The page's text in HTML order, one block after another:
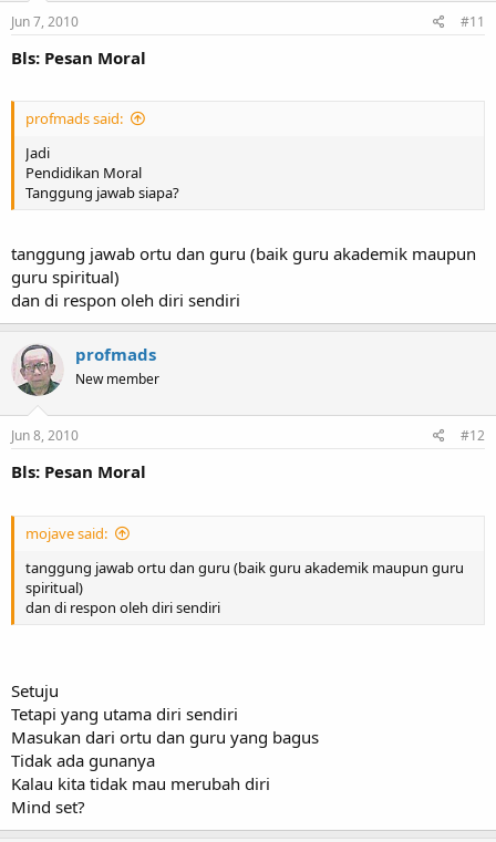
Jun 7, 2010 #11
Bls: Pesan Moral
profmads said:
Jadi
Pendidikan Moral
Tanggung jawab siapa?
tanggung jawab ortu dan guru (baik guru akademik maupun
guru spiritual)
dan di respon oleh diri sendiri
profmads
New member
Jun 8, 2010 #12
Bls: Pesan Moral
mojave said:
tanggung jawab ortu dan guru (baik guru akademik maupun guru
spiritual)
dan di respon oleh diri sendiri
Setuju
Tetapi yang utama diri sendiri
Masukan dari ortu dan guru yang bagus
Tidak ada gunanya
Kalau kita tidak mau merubah diri
Mind set?